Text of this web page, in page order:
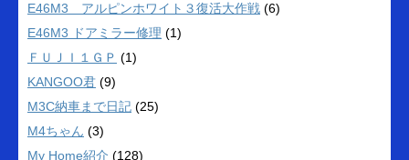
E46M3 アルピンホワイト３復活大作戦 (6)
E46M3 ドアミラー修理 (1)
ＦＵＪＩ１ＧＰ (1)
KANGOO君 (9)
M3C納車まで日記 (25)
M4ちゃん (3)
My Home紹介 (128)